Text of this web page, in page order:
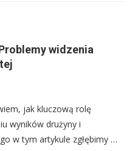
widzenia
jak kluczową rolę
wyników drużyny i
w tym artykule zgłębimy …